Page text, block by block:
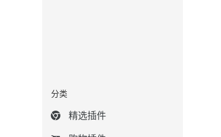
分类
精选插件